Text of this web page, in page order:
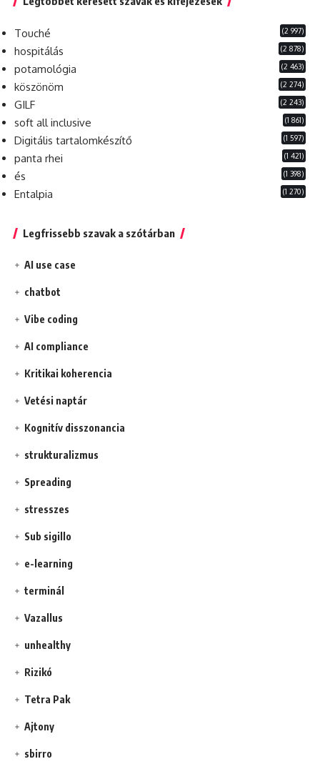
Touché (2 997)
hospitálás (2 878)
potamológia (2 463)
köszönöm (2 274)
GILF (2 243)
soft all inclusive (1 861)
Digitális tartalomkészítő (1 597)
panta rhei (1 421)
és (1 398)
Entalpia (1 270)
Legfrissebb szavak a szótárban
AI use case
chatbot
Vibe coding
AI compliance
Kritikai koherencia
Vetési naptár
Kognitív disszonancia
strukturalizmus
Spreading
stresszes
Sub sigillo
e-learning
terminál
Vazallus
unhealthy
Rizikó
Tetra Pak
Ajtony
sbirro